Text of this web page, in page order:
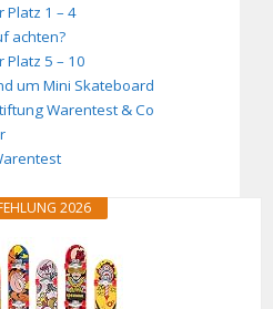
Platz 1 – 4
achten?
5 – 10
um Mini Skateboard
Warentest & Co
2026